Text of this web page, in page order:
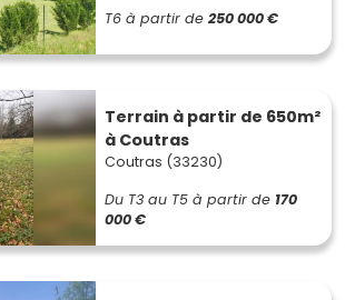
T6 à partir de 250 000 €
Terrain à partir de 650m²
à Coutras
Coutras (33230)
Du T3 au T5 à partir de 170
000 €